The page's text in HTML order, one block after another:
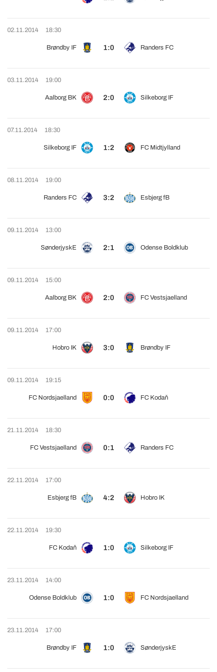
02.11.2014 18:30
Brøndby IF 1:0 Randers FC
03.11.2014 19:00
Aalborg BK 2:0 Silkeborg IF
07.11.2014 18:30
Silkeborg IF 1:2 FC Midtjylland
08.11.2014 19:00
Randers FC 3:2 Esbjerg fB
09.11.2014 13:00
SønderjyskE 2:1 Odense Boldklub
09.11.2014 15:00
Aalborg BK 2:0 FC Vestsjaelland
09.11.2014 17:00
Hobro IK 3:0 Brøndby IF
09.11.2014 19:15
FC Nordsjaelland 0:0 FC Kodaň
21.11.2014 18:30
FC Vestsjaelland 0:1 Randers FC
22.11.2014 17:00
Esbjerg fB 4:2 Hobro IK
22.11.2014 19:30
FC Kodaň 1:0 Silkeborg IF
23.11.2014 14:00
Odense Boldklub 1:0 FC Nordsjaelland
23.11.2014 17:00
Brøndby IF 1:0 SønderjyskE